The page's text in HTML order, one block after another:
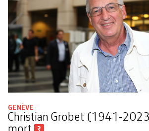
GENÈVE
Christian Grobet (1941-